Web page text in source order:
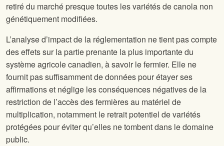
retiré du marché presque toutes les variétés de canola non
génétiquement modifiées.
L’analyse d’impact de la réglementation ne tient pas compte
des effets sur la partie prenante la plus importante du
système agricole canadien, à savoir le fermier. Elle ne
fournit pas suffisamment de données pour étayer ses
affirmations et néglige les conséquences négatives de la
restriction de l’accès des fermières au matériel de
multiplication, notamment le retrait potentiel de variétés
protégées pour éviter qu’elles ne tombent dans le domaine
public.